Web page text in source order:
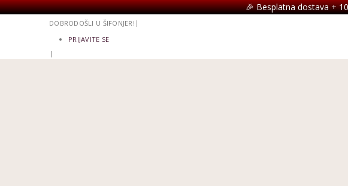
🎉 Besplatna dostava +
DOBRODOŠLI U ŠIFONJER! |
PRIJAVITE SE
|